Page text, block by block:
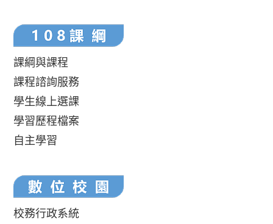
課綱與課程
課程諮詢服務
學生線上選課
學習歷程檔案
自主學習
校務行政系統